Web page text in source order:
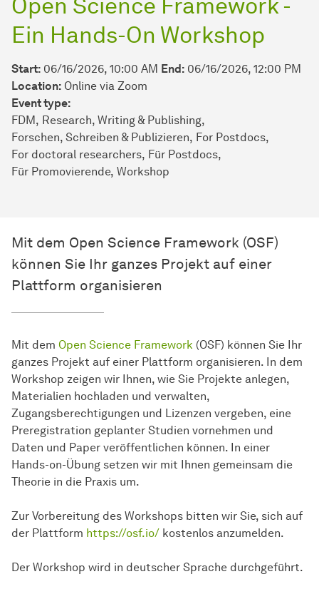
Ein Hands-On Workshop
Start: 06/16/2026, 10:00 AM End: 06/16/2026, 12:00 PM
Location: Online via Zoom
Event type:
FDM Research, Writing & Publishing
Forschen, Schreiben & Publizieren For Postdocs
For doctoral researchers Für Postdocs
Für Promovierende Workshop
Mit dem Open Science Framework (OSF)
können Sie Ihr ganzes Projekt auf einer
Plattform organisieren
Mit dem Open Science Framework (OSF) können Sie Ihr
ganzes Projekt auf einer Plattform organisieren. In dem
Workshop zeigen wir Ihnen, wie Sie Projekte anlegen,
Materialien hochladen und verwalten,
Zugangsberechtigungen und Lizenzen vergeben, eine
Preregistration geplanter Studien vornehmen und
Daten und Paper veröffentlichen können. In einer
Hands-on-Übung setzen wir mit Ihnen gemeinsam die
Theorie in die Praxis um.
Zur Vorbereitung des Workshops bitten wir Sie, sich auf
der Plattform https://osf.io/ kostenlos anzumelden.
Der Workshop wird in deutscher Sprache durchgeführt.